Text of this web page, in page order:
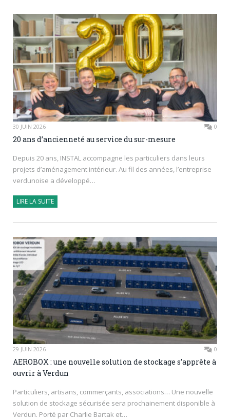
30 JUIN 2026 0
20 ans d’ancienneté au service du sur-mesure
Depuis 20 ans, INSTAL accompagne les particuliers dans leurs
projets d’aménagement intérieur. Au fil des années, l’entreprise
verdunoise a développé…
LIRE LA SUITE
29 JUIN 2026 0
AEROBOX : une nouvelle solution de stockage s’apprête à
ouvrir à Verdun
Particuliers, artisans, commerçants, associations… Une nouvelle
solution de stockage sécurisée sera prochainement disponible à
Verdun. Porté par Charlie Bartak et…